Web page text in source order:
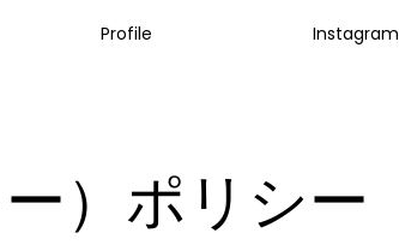
Profile Instagram
）ポリシー